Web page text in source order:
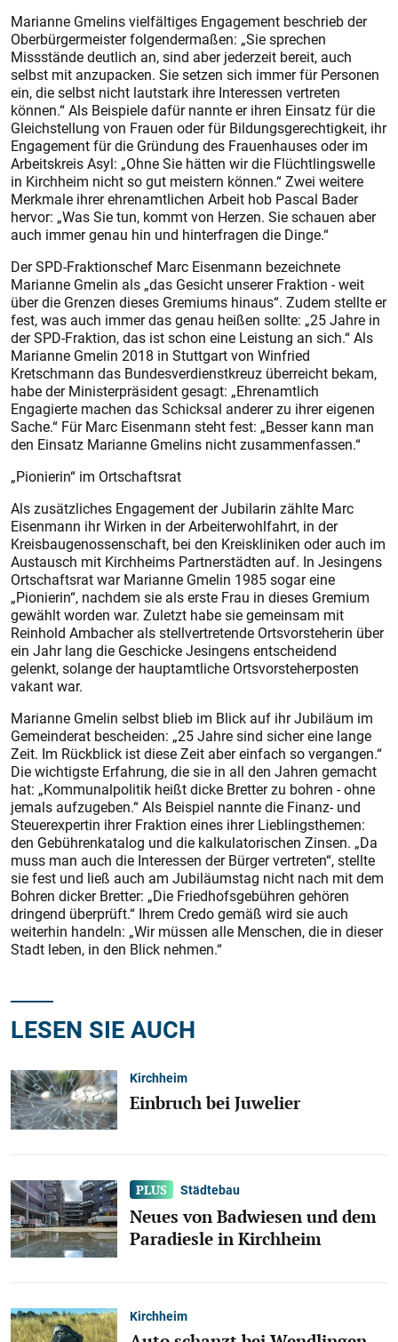
Marianne Gmelins vielfältiges Engagement beschrieb der
Oberbürgermeister folgendermaßen: „Sie sprechen
Missstände deutlich an, sind aber jederzeit bereit, auch
selbst mit anzupacken. Sie setzen sich immer für Personen
ein, die selbst nicht lautstark ihre Interessen vertreten
können.“ Als Beispiele dafür nannte er ihren Einsatz für die
Gleichstellung von Frauen oder für Bildungsgerechtigkeit, ihr
Engagement für die Gründung des Frauenhauses oder im
Arbeitskreis Asyl: „Ohne Sie hätten wir die Flüchtlingswelle
in Kirchheim nicht so gut meis­tern können.“ Zwei weitere
Merkmale ihrer ehrenamtlichen Arbeit hob Pascal Bader
hervor: „Was Sie tun, kommt von Herzen. Sie schauen aber
auch immer genau hin und hinterfragen die Dinge.“
Der SPD-Fraktionschef Marc Eisenmann bezeichnete
Marianne Gmelin als „das Gesicht unserer Fraktion - weit
über die Grenzen dieses Gremiums hinaus“. Zudem stellte er
fest, was auch immer das genau heißen sollte: „25 Jahre in
der SPD-Fraktion, das ist schon eine Leistung an sich.“ Als
Marianne Gmelin 2018 in Stuttgart von Winfried
Kretschmann das Bundesverdienstkreuz überreicht bekam,
habe der Ministerpräsident gesagt: „Ehrenamtlich
Engagierte machen das Schicksal anderer zu ihrer eigenen
Sache.“ Für Marc Eisenmann steht fest: „Besser kann man
den Einsatz Marianne Gmelins nicht zusammenfassen.“
„Pionierin“ im Ortschaftsrat
Als zusätzliches Engagement der Jubilarin zählte Marc
Eisenmann ihr Wirken in der Arbeiterwohlfahrt, in der
Kreisbaugenossenschaft, bei den Kreiskliniken oder auch im
Austausch mit Kirchheims Partnerstädten auf. In Jesingens
Ortschaftsrat war Marianne Gmelin 1985 sogar eine
„Pionierin“, nachdem sie als erste Frau in dieses Gremium
gewählt worden war. Zuletzt habe sie gemeinsam mit
Reinhold Ambacher als stellvertretende Ortsvorsteherin über
ein Jahr lang die Geschicke Jesingens entscheidend
gelenkt, solange der hauptamtliche Ortsvorsteherposten
vakant war.
Marianne Gmelin selbst blieb im Blick auf ihr Jubiläum im
Gemeinderat bescheiden: „25 Jahre sind sicher eine lange
Zeit. Im Rückblick ist diese Zeit aber einfach so vergangen.“
Die wichtigste Erfahrung, die sie in all den Jahren gemacht
hat: „Kommunalpolitik heißt dicke Bretter zu bohren - ohne
jemals aufzugeben.“ Als Beispiel nannte die Finanz- und
Steuerexpertin ihrer Fraktion eines ihrer Lieblingsthemen:
den Gebührenkatalog und die kalkulatorischen Zinsen. „Da
muss man auch die Interessen der Bürger vertreten“, stellte
sie fest und ließ auch am Jubiläumstag nicht nach mit dem
Bohren dicker Bretter: „Die Friedhofsgebühren gehören
dringend überprüft.“ Ihrem Credo gemäß wird sie auch
weiterhin handeln: „Wir müssen alle Menschen, die in dieser
Stadt leben, in den Blick nehmen.“
LESEN SIE AUCH
Kirchheim
Einbruch bei Juwelier
Städtebau
Neues von Badwiesen und dem
Paradiesle in Kirchheim
Kirchheim